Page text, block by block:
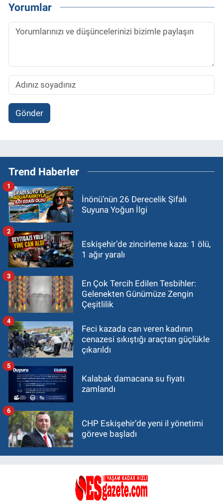
Yorumlar
Gönder
Trend Haberler
İnönü’nün 26 Derecelik Şifalı
Suyuna Yoğun İlgi
1
Eskişehir’de zincirleme kaza: 1 ölü,
1 ağır yaralı
2
En Çok Tercih Edilen Tesbihler:
Gelenekten Günümüze Zengin
Çeşitlilik
3
Feci kazada can veren kadının
cenazesi sıkıştığı araçtan güçlükle
çıkarıldı
4
Kalabak damacana su fiyatı
zamlandı
5
CHP Eskişehir’de yeni il yönetimi
göreve başladı
6